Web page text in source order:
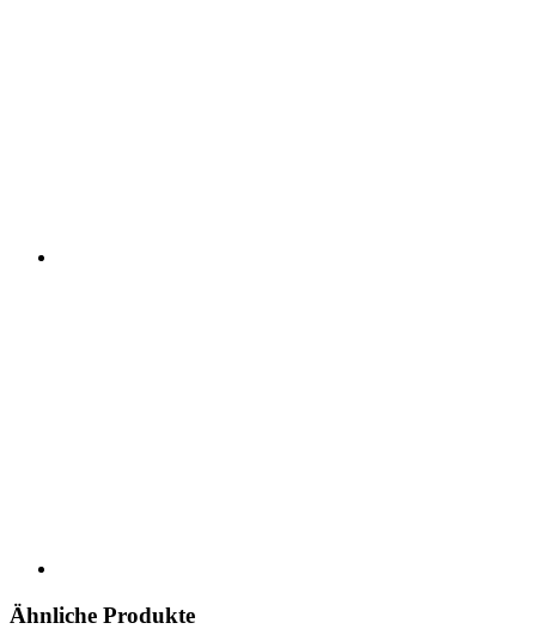
Ähnliche Produkte